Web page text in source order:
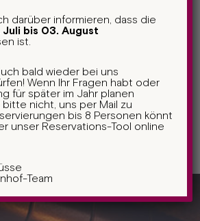
darüber informieren, dass die
Juli bis 03. August
ist.
bald wieder bei uns
Wenn Ihr Fragen habt oder
für später im Jahr planen
nicht, uns per Mail zu
bis 8 Personen könnt
unser Reservations-Tool online
Team